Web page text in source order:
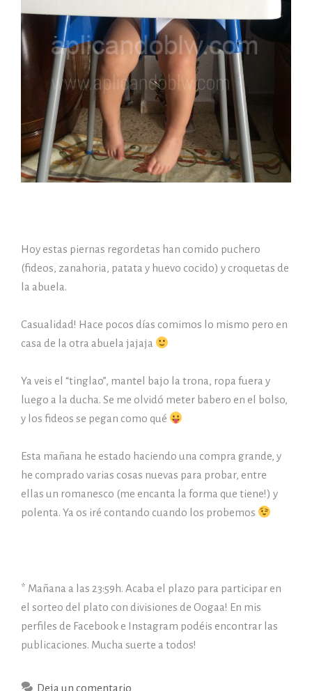
Hoy estas piernas regordetas han comido puchero
(fideos, zanahoria, patata y huevo cocido) y croquetas de
la abuela.
Casualidad! Hace pocos días comimos lo mismo pero en
casa de la otra abuela jajaja
Ya veis el “tinglao”, mantel bajo la trona, ropa fuera y
luego a la ducha. Se me olvidó meter babero en el bolso,
y los fideos se pegan como qué
Esta mañana he estado haciendo una compra grande, y
he comprado varias cosas nuevas para probar, entre
ellas un romanesco (me encanta la forma que tiene!) y
polenta. Ya os iré contando cuando los probemos
* Mañana a las 23:59h. Acaba el plazo para participar en
el sorteo del plato con divisiones de Oogaa! En mis
perfiles de Facebook e Instagram podéis encontrar las
publicaciones. Mucha suerte a todos!
Deja un comentario